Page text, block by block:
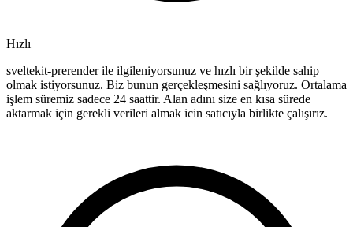
Hızlı
sveltekit-prerender ile ilgileniyorsunuz ve hızlı bir şekilde sahip
olmak istiyorsunuz. Biz bunun gerçekleşmesini sağlıyoruz. Ortalama
işlem süremiz sadece 24 saattir. Alan adını size en kısa sürede
aktarmak için gerekli verileri almak icin satıcıyla birlikte çalışırız.